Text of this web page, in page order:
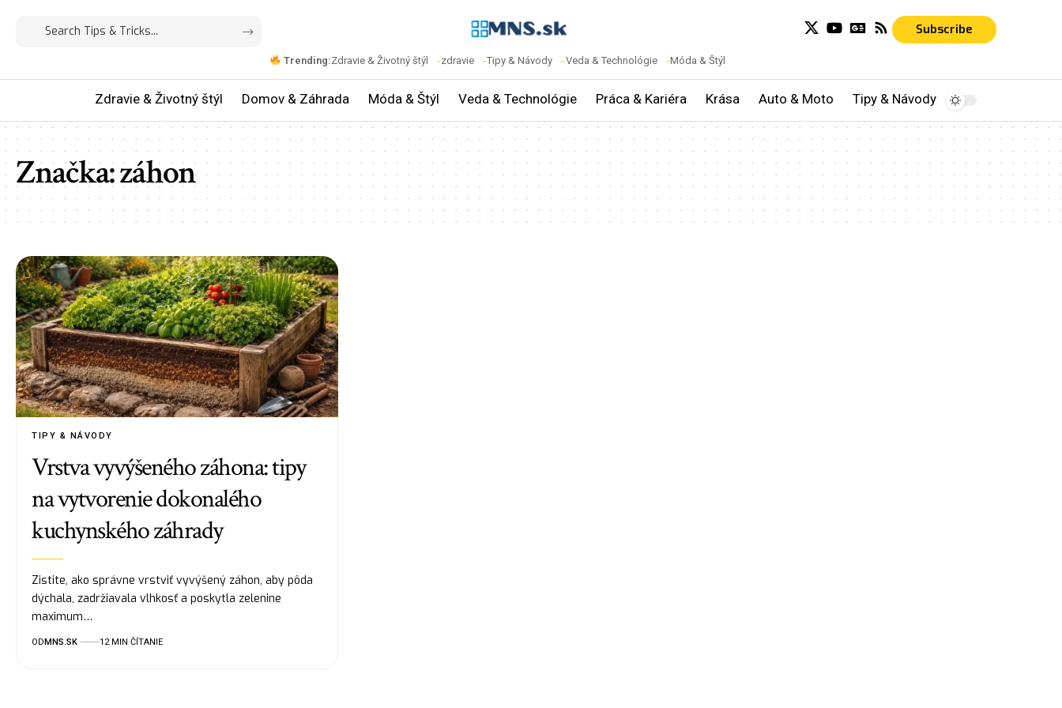
Trending:Zdravie & Životný štýl zdravie Tipy & Návody Veda & Technológie Móda & Štýl
Subscribe
Zdravie & Životný štýl Domov & Záhrada Móda & Štýl Veda & Technológie Práca & Kariéra Krása Auto & Moto Tipy & Návody
Značka:záhon
TIPY & NÁVODY
Vrstva vyvýšeného záhona: tipy
na vytvorenie dokonalého
kuchynského záhrady
Zistite, ako správne vrstviť vyvýšený záhon, aby pôda
dýchala, zadržiavala vlhkosť a poskytla zelenine
maximum…
ODMNS.SK 12 MIN ČÍTANIE